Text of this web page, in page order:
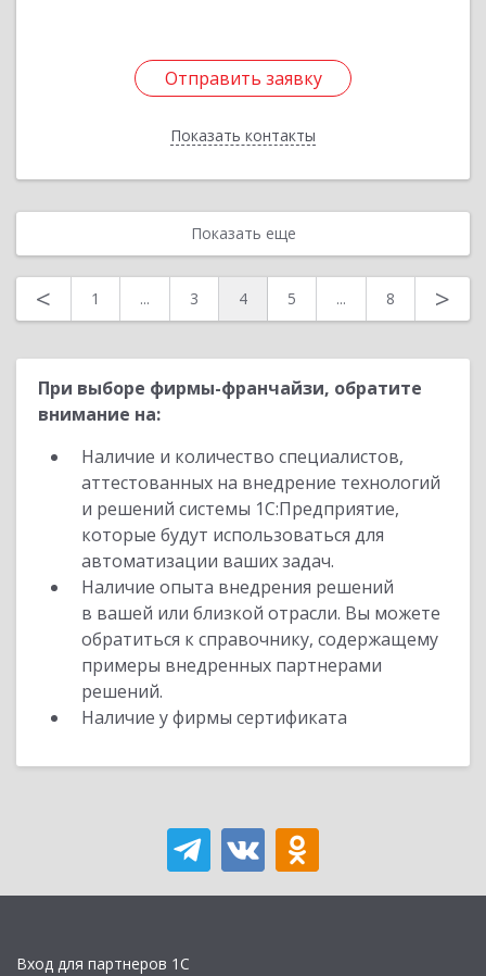
Отправить заявку
Показать контакты
Отправить заявку
Назад
Показать еще
< 1 ... 3 4 5 ... 8 >
При выборе фирмы-франчайзи, обратите
внимание на:
Наличие и количество специалистов,
аттестованных на внедрение технологий
и решений системы 1С:Предприятие,
которые будут использоваться для
автоматизации ваших задач.
Наличие опыта внедрения решений
в вашей или близкой отрасли. Вы можете
обратиться к справочнику, содержащему
примеры внедренных партнерами
решений.
Наличие у фирмы сертификата
Вход для партнеров 1С